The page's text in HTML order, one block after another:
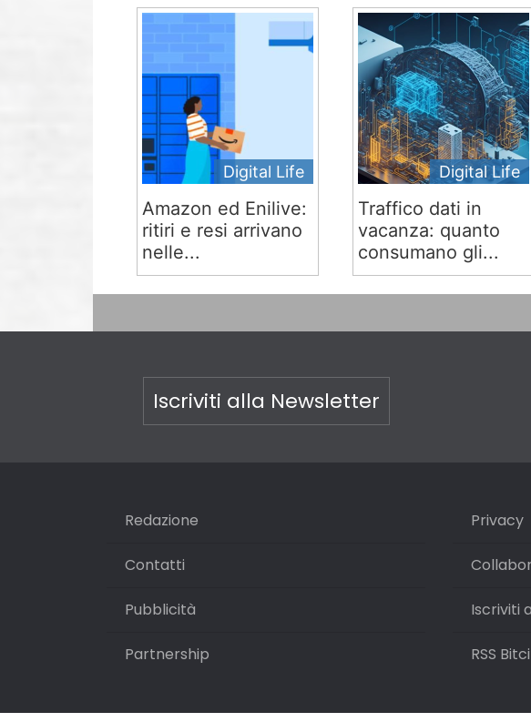
Digital Life
Amazon ed Enilive:
ritiri e resi arrivano
nelle...
Digital Life
Traffico dati in
vacanza: quanto
consumano gli...
Iscriviti alla Newsletter
Redazione
Contatti
Pubblicità
Partnership
Privacy
Iscriviti
RSS